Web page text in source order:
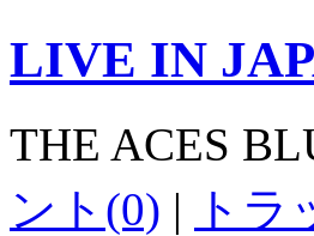
LIVE IN
THE ACES
ント(0) |
トラ